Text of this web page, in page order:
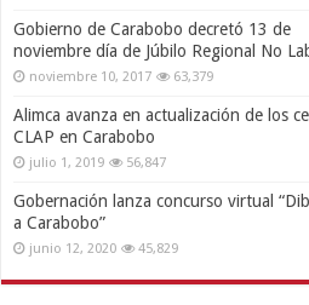
Gobierno de Carabobo decretó 13 de
noviembre día de Júbilo Regional No
noviembre 10, 2017 63,379
Alimca avanza en actualización de los
CLAP en Carabobo
julio 1, 2019 56,847
Gobernación lanza concurso virtual
a Carabobo”
junio 12, 2020 45,829